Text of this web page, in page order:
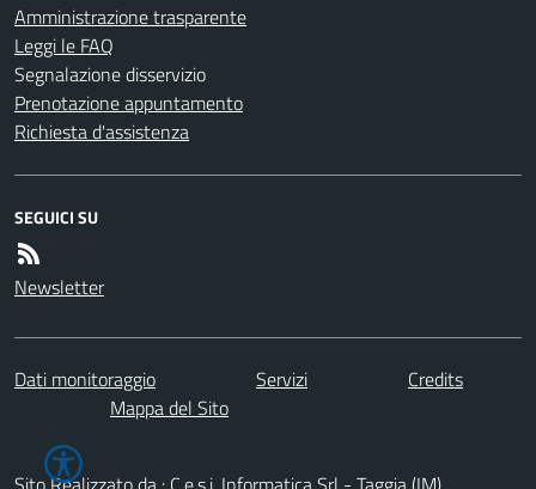
Amministrazione trasparente
Leggi le FAQ
Segnalazione disservizio
Prenotazione appuntamento
Richiesta d'assistenza
SEGUICI SU
Newsletter
Dati monitoraggio Servizi
Credits
Mappa del Sito